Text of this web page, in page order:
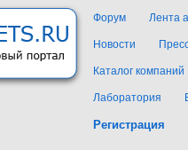
Форум Лента
Новости
Каталог компаний
Лаборатория
Регистрация